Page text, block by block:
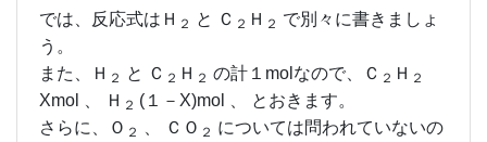
では、反応式はＨ ２ と Ｃ ２ Ｈ ２ で別々に書きましょ
う。
また、Ｈ ２ と Ｃ ２ Ｈ ２ の計１molなので、Ｃ ２ Ｈ ２
Xmol 、 Ｈ ２ (１－X)mol 、 とおきます。
さらに、Ｏ ２ 、 ＣＯ ２ については問われていないの